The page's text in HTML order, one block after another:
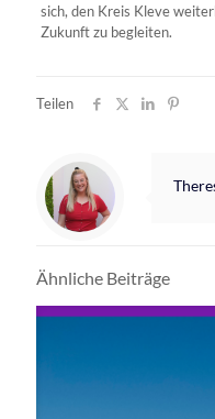
sich, den Kreis Kleve
Zukunft zu begleiten.
Teilen
Ähnliche Beiträge